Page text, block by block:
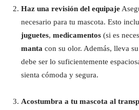
Haz una revisión del equipaje
necesario para tu mascota. Esto
juguetes, medicamentos (si es
manta con su olor. Además, lleva su
debe ser lo suficientemente
sienta cómoda y segura.
Acostumbra a tu mascota al